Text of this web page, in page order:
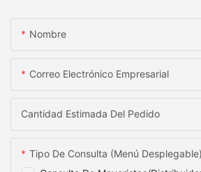
Nombre
Correo Electrónico Empresarial
Cantidad Estimada Del Pedido
Tipo De Consulta (menú